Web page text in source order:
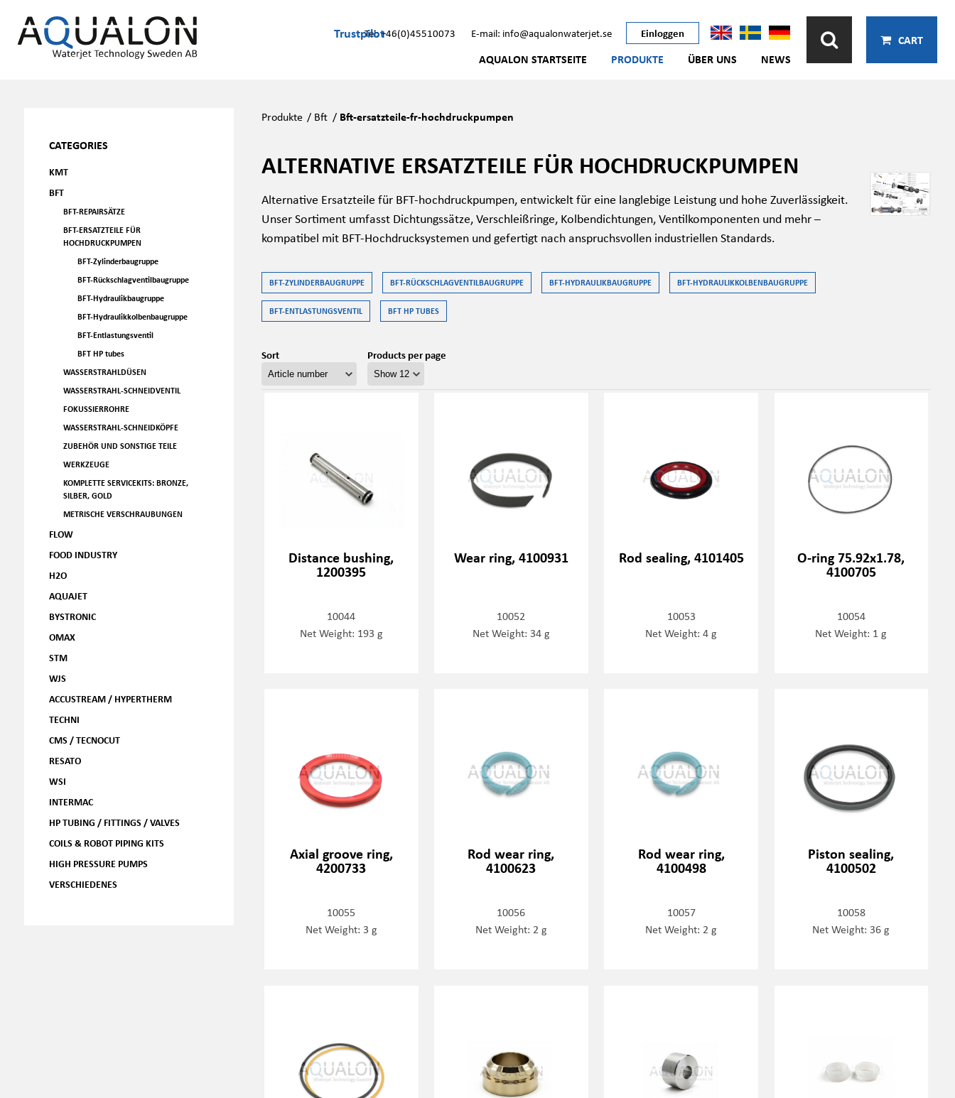
TrustpilotTel: +46(0)45510073 E-mail: info@aqualonwaterjet.se Einloggen
AQUALON STARTSEITE PRODUKTE ÜBER UNS NEWS
CART
CATEGORIES
KMT
BFT
BFT-REPAIRSÄTZE
BFT-ERSATZTEILE FÜR
HOCHDRUCKPUMPEN
BFT-Zylinderbaugruppe
BFT-Rückschlagventilbaugruppe
BFT-Hydraulikbaugruppe
BFT-Hydraulikkolbenbaugruppe
BFT-Entlastungsventil
BFT HP tubes
WASSERSTRAHLDÜSEN
WASSERSTRAHL-SCHNEIDVENTIL
FOKUSSIERROHRE
WASSERSTRAHL-SCHNEIDKÖPFE
ZUBEHÖR UND SONSTIGE TEILE
WERKZEUGE
KOMPLETTE SERVICEKITS: BRONZE,
SILBER, GOLD
METRISCHE VERSCHRAUBUNGEN
FLOW
FOOD INDUSTRY
H2O
AQUAJET
BYSTRONIC
OMAX
STM
WJS
ACCUSTREAM / HYPERTHERM
TECHNI
CMS / TECNOCUT
RESATO
WSI
INTERMAC
HP TUBING / FITTINGS / VALVES
COILS & ROBOT PIPING KITS
HIGH PRESSURE PUMPS
VERSCHIEDENES
Produkte / Bft / Bft-ersatzteile-fr-hochdruckpumpen
ALTERNATIVE ERSATZTEILE FÜR HOCHDRUCKPUMPEN
Alternative Ersatzteile für BFT-hochdruckpumpen, entwickelt für eine langlebige Leistung und hohe Zuverlässigkeit.
Unser Sortiment umfasst Dichtungssätze, Verschleißringe, Kolbendichtungen, Ventilkomponenten und mehr –
kompatibel mit BFT-Hochdrucksystemen und gefertigt nach anspruchsvollen industriellen Standards.
BFT-ZYLINDERBAUGRUPPE BFT-RÜCKSCHLAGVENTILBAUGRUPPE BFT-HYDRAULIKBAUGRUPPE BFT-HYDRAULIKKOLBENBAUGRUPPE
BFT-ENTLASTUNGSVENTIL BFT HP TUBES
Sort Products per page
Distance bushing,
1200395
10044
Net Weight: 193 g
Wear ring, 4100931
10052
Net Weight: 34 g
Rod sealing, 4101405
10053
Net Weight: 4 g
O-ring 75.92x1.78,
4100705
10054
Net Weight: 1 g
Axial groove ring,
4200733
10055
Net Weight: 3 g
Rod wear ring,
4100623
10056
Net Weight: 2 g
Rod wear ring,
4100498
10057
Net Weight: 2 g
Piston sealing,
4100502
10058
Net Weight: 36 g